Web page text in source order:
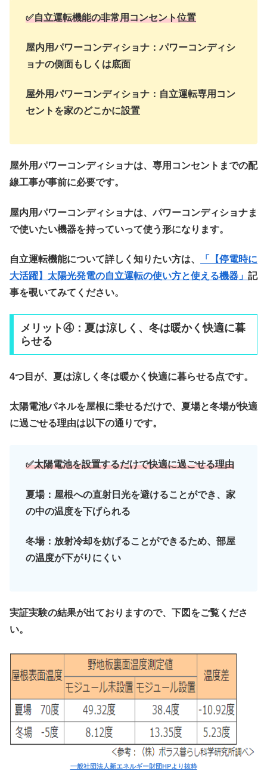
✅自立運転機能の非常用コンセント位置
屋内用パワーコンディショナ：パワーコンディシ
ョナの側面もしくは底面
屋外用パワーコンディショナ：自立運転専用コン
セントを家のどこかに設置
屋外用パワーコンディショナは、専用コンセントまでの配
線工事が事前に必要です。
屋内用パワーコンディショナは、パワーコンディショナま
で使いたい機器を持っていって使う形になります。
自立運転機能について詳しく知りたい方は、
「【停電時に
大活躍】太陽光発電の自立運転の使い方と使える機器」 記
事を覗いてみてください。
メリット④：夏は涼しく、冬は暖かく快適に暮
らせる
4つ目が、夏は涼しく冬は暖かく快適に暮らせる点です。
太陽電池パネルを屋根に乗せるだけで、夏場と冬場が快適
に過ごせる理由は以下の通りです。
✅太陽電池を設置するだけで快適に過ごせる理由
夏場：屋根への直射日光を避けることができ、家
の中の温度を下げられる
冬場：放射冷却を妨げることができるため、部屋
の温度が下がりにくい
実証実験の結果が出ておりますので、下図をご覧くださ
い。
一般社団法人新エネルギー財団HPより抜粋